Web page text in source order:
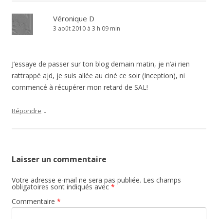
Véronique D
3 août 2010 à 3 h 09 min
J’essaye de passer sur ton blog demain matin, je n’ai rien
rattrappé ajd, je suis allée au ciné ce soir (Inception), ni
commencé à récupérer mon retard de SAL!
Répondre ↓
Laisser un commentaire
Votre adresse e-mail ne sera pas publiée. Les champs
obligatoires sont indiqués avec *
Commentaire *